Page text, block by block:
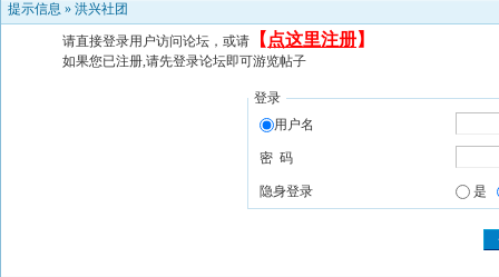
提示信息 » 洪兴社团
请直接登录用户访问论坛，或请 【 点这里注册】
如果您已注册,请先登录论坛即可游览帖子
登录
用户名
密 码
隐身登录 是